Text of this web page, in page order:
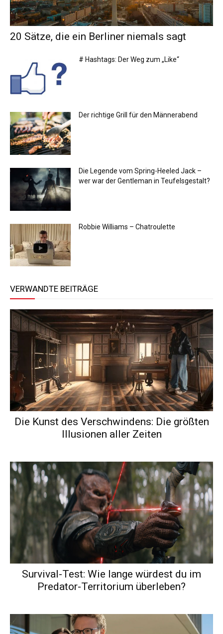
20 Sätze, die ein Berliner niemals sagt
# Hashtags: Der Weg zum „Like“
Der richtige Grill für den Männerabend
Die Legende vom Spring-Heeled Jack –
wer war der Gentleman in Teufelsgestalt?
Robbie Williams – Chatroulette
VERWANDTE BEITRÄGE
Die Kunst des Verschwindens: Die größten
Illusionen aller Zeiten
Survival-Test: Wie lange würdest du im
Predator-Territorium überleben?